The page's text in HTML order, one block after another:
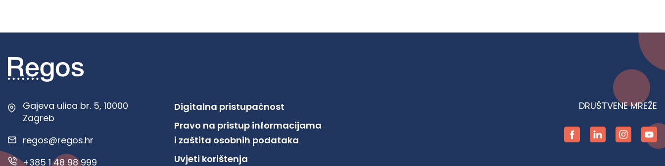
Gajeva ulica br. 5, 10000
Zagreb
regos@regos.hr
+385 1 48 98 999
Digitalna pristupačnost
Pravo na pristup informacijama
i zaštita osobnih podataka
Uvjeti korištenja
DRUŠTVENE MREŽE